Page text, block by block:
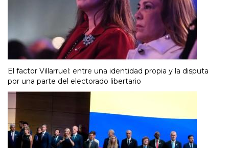
El factor Villarruel: entre una identidad propia y la disputa
por una parte del electorado libertario